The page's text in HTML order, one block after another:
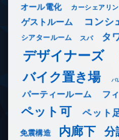
オール電化 カーシェアリ
ゲストルーム コンシ
シアタールーム スパ タ
デザイナーズ
バイク置き場 バ
パーティールーム フ
ペット可 ペット
免震構造 内廊下 分